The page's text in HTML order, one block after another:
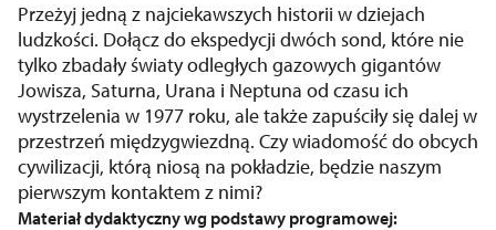
Przeżyj jedną z najciekawszych historii w dziejach
ludzkości. Dołącz do ekspedycji dwóch sond, które nie
tylko zbadały światy odległych gazowych gigantów
Jowisza, Saturna, Urana i Neptuna od czasu ich
wystrzelenia w 1977 roku, ale także zapuściły się dalej w
przestrzeń międzygwiezdną. Czy wiadomość do obcych
cywilizacji, którą niosą na pokładzie, będzie naszym
pierwszym kontaktem z nimi?
Materiał dydaktyczny wg podstawy programowej: